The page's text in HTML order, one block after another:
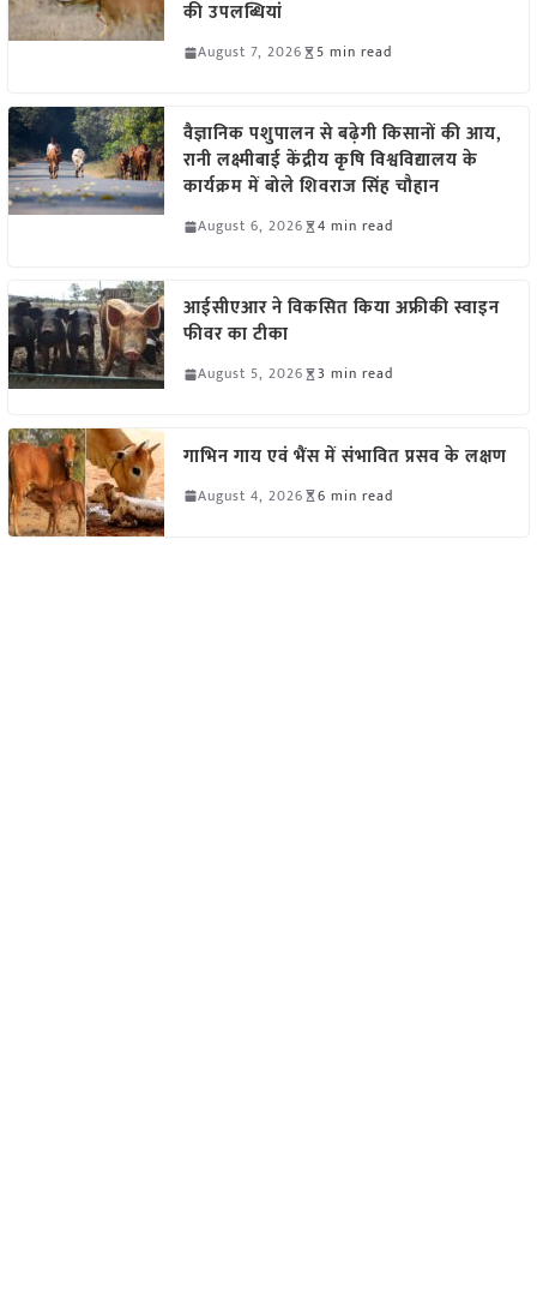
की उपलब्धियां
August 7, 2026 5 min read
वैज्ञानिक पशुपालन से बढ़ेगी किसानों की आय,
रानी लक्ष्मीबाई केंद्रीय कृषि विश्वविद्यालय के
कार्यक्रम में बोले शिवराज सिंह चौहान
August 6, 2026 4 min read
आईसीएआर ने विकसित किया अफ्रीकी स्वाइन
फीवर का टीका
August 5, 2026 3 min read
गाभिन गाय एवं भैंस में संभावित प्रसव के लक्षण
August 4, 2026 6 min read